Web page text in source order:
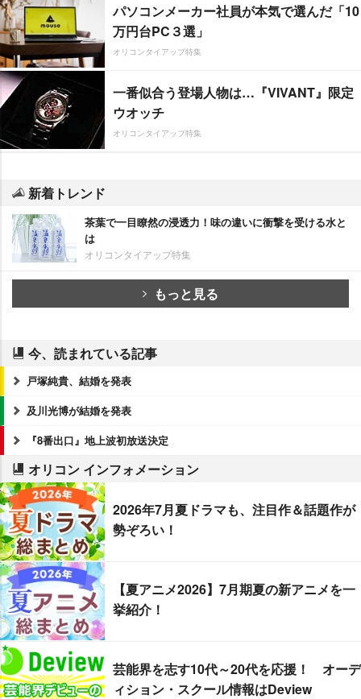
パソコンメーカー社員が本気で選んだ「10
万円台PC３選」
オリコンタイアップ特集
一番似合う登場人物は…『VIVANT』限定
ウオッチ
オリコンタイアップ特集
新着トレンド
茶葉で一目瞭然の浸透力！味の違いに衝撃を受ける水と
は
オリコンタイアップ特集
もっと見る
今、読まれている記事
戸塚純貴、結婚を発表
及川光博が結婚を発表
『8番出口』地上波初放送決定
オリコン インフォメーション
2026年7月夏ドラマも、注目作＆話題作が
勢ぞろい！
【夏アニメ2026】7月期夏の新アニメを一
挙紹介！
芸能界を志す10代～20代を応援！ オーデ
ィション・スクール情報はDeview